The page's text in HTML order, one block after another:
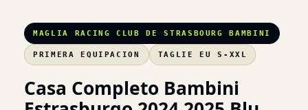
MAGLIA RACING CLUB DE STRASBOURG BAMBINI
PRIMERA EQUIPACION TAGLIE EU S-XXL
Casa Completo Bambini